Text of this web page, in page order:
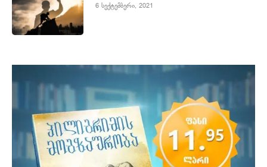
6 სექტემბერი, 2021